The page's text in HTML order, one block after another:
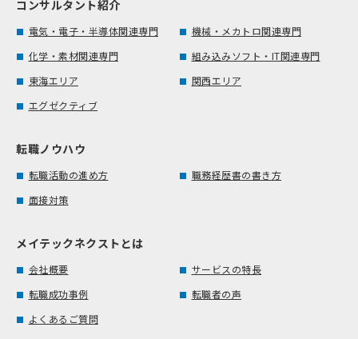
コンサルタント紹介
電気・電子・半導体関連専門
機械・メカトロ関連専門
化学・素材関連専門
組み込みソフト・IT関連専門
東海エリア
関西エリア
エグゼクティブ
転職ノウハウ
転職活動の進め方
職務経歴書の書き方
面接対策
メイテックネクストとは
会社概要
サービスの特長
転職成功事例
転職者の声
よくあるご質問